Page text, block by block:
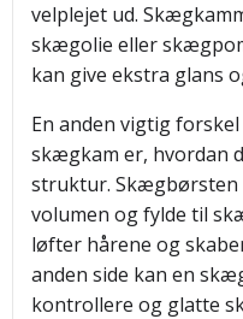
velplejet ud.
skægolie eller
kan give ekstra glans
En anden vigtig
skægkam er, hvordan
struktur. Skægbørsten
volumen og fylde til
løfter hårene og
anden side kan en
kontrollere og glatte